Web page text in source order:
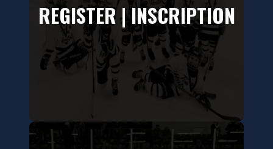
REGISTER | INSCRIPTION